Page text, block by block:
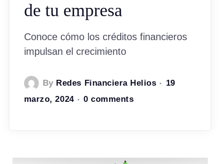
de tu empresa
Conoce cómo los créditos financieros
impulsan el crecimiento
By Redes Financiera Helios
19
marzo, 2024
0 comments